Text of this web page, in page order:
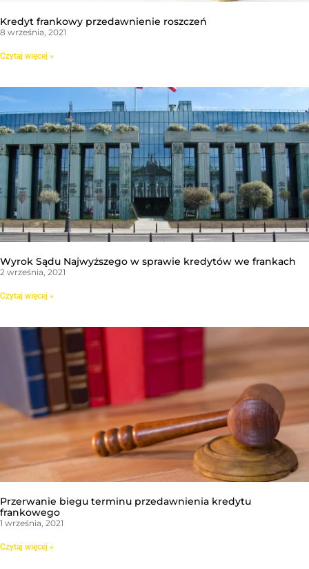
Kredyt frankowy przedawnienie roszczeń
8 września, 2021
Czytaj więcej »
Wyrok Sądu Najwyższego w sprawie kredytów we frankach
2 września, 2021
Czytaj więcej »
Przerwanie biegu terminu przedawnienia kredytu
frankowego
1 września, 2021
Czytaj więcej »